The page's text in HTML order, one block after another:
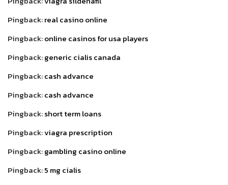
Pingback:real casino online
Pingback:online casinos for usa players
Pingback:generic cialis canada
Pingback:cash advance
Pingback:cash advance
Pingback:short term loans
Pingback:viagra prescription
Pingback:gambling casino online
Pingback:5 mg cialis